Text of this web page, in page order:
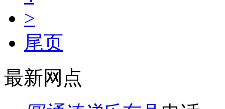
>
尾页
最新网点